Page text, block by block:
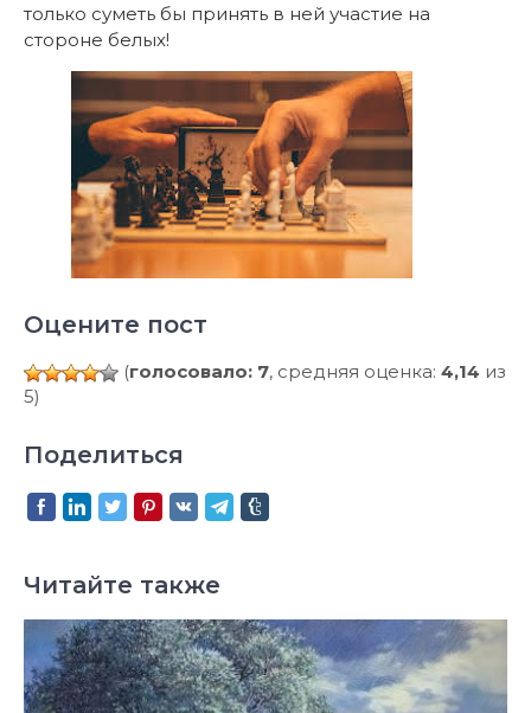
только суметь бы принять в ней участие на
стороне белых!
Оцените пост
(голосовало: 7, средняя оценка: 4,14 из
5)
Поделиться
Читайте также